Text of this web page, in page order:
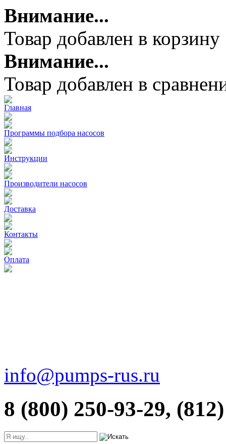
Внимание...
Товар добавлен в корзину
Внимание...
Товар добавлен в
Главная
Программы подбора насосов
Инструкции
Производители насосов
Доставка
Контакты
Оплата
info@pumps-rus.ru
8 (800) 250-93-29,